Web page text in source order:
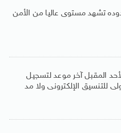
تشهد مستوى عاليا من الأمن
المقبل آخر موعد لتسجيل
للتنسيق الإلكترونى ولا مد